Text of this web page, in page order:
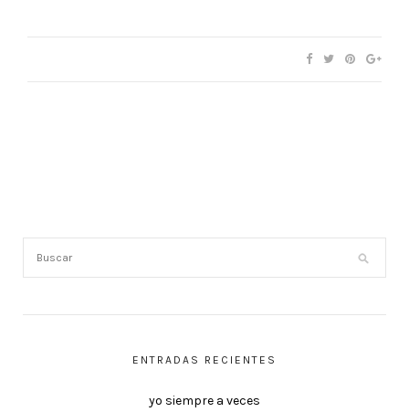
ENTRADAS RECIENTES
yo siempre a veces